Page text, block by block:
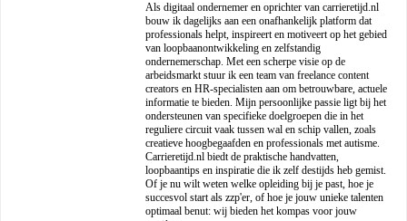
Als digitaal ondernemer en oprichter van carrieretijd.nl
bouw ik dagelijks aan een onafhankelijk platform dat
professionals helpt, inspireert en motiveert op het gebied
van loopbaanontwikkeling en zelfstandig
ondernemerschap. Met een scherpe visie op de
arbeidsmarkt stuur ik een team van freelance content
creators en HR-specialisten aan om betrouwbare, actuele
informatie te bieden. Mijn persoonlijke passie ligt bij het
ondersteunen van specifieke doelgroepen die in het
reguliere circuit vaak tussen wal en schip vallen, zoals
creatieve hoogbegaafden en professionals met autisme.
Carrieretijd.nl biedt de praktische handvatten,
loopbaantips en inspiratie die ik zelf destijds heb gemist.
Of je nu wilt weten welke opleiding bij je past, hoe je
succesvol start als zzp'er, of hoe je jouw unieke talenten
optimaal benut: wij bieden het kompas voor jouw